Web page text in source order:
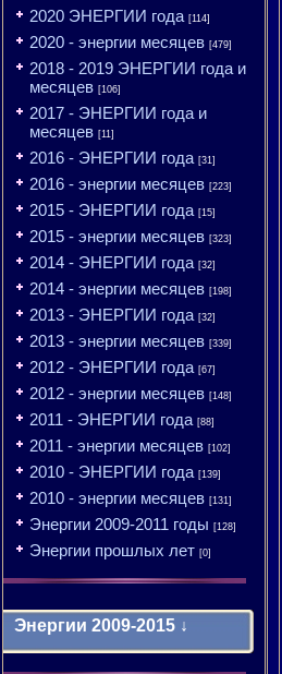
2020 ЭНЕРГИИ года [114]
2020 - энергии месяцев [479]
2018 - 2019 ЭНЕРГИИ года и
месяцев [106]
2017 - ЭНЕРГИИ года и
месяцев [11]
2016 - ЭНЕРГИИ года [31]
2016 - энергии месяцев [223]
2015 - ЭНЕРГИИ года [15]
2015 - энергии месяцев [323]
2014 - ЭНЕРГИИ года [32]
2014 - энергии месяцев [198]
2013 - ЭНЕРГИИ года [32]
2013 - энергии месяцев [339]
2012 - ЭНЕРГИИ года [67]
2012 - энергии месяцев [148]
2011 - ЭНЕРГИИ года [88]
2011 - энергии месяцев [102]
2010 - ЭНЕРГИИ года [139]
2010 - энергии месяцев [131]
Энергии 2009-2011 годы [128]
Энергии прошлых лет [0]
Энергии 2009-2015 ↓